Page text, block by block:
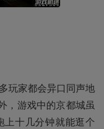
玩家都会异口同声地
，游戏中的京都城虽
上十几分钟就能逛个